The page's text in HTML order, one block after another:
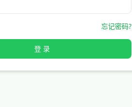
忘记密码?
登 录